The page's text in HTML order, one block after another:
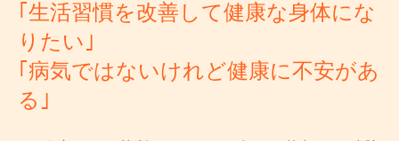
｢生活習慣を改善して健康な身体にな
りたい｣
｢病気ではないけれど健康に不安があ
る｣